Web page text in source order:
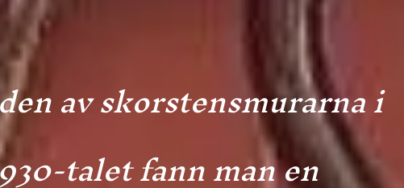
av skorstensmurarna i
talet fann man en